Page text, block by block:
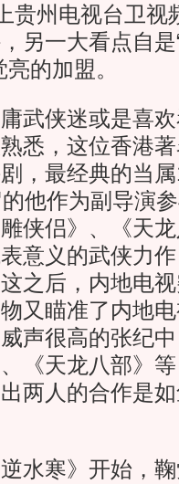
贵州电视台卫视
另一大看点自
的加盟。
侠迷或是喜欢
悉，这位香港
，最经典的当
他作为副导演
侠侣》、《天
意义的武侠力
之后，内地电
又瞄准了内地
声很高的张纪
《天龙八部》
两人的合作是
寒》开始，鞠